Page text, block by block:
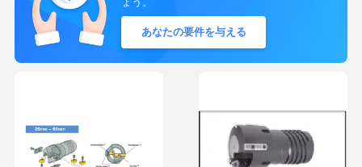
あなたの要件を与える